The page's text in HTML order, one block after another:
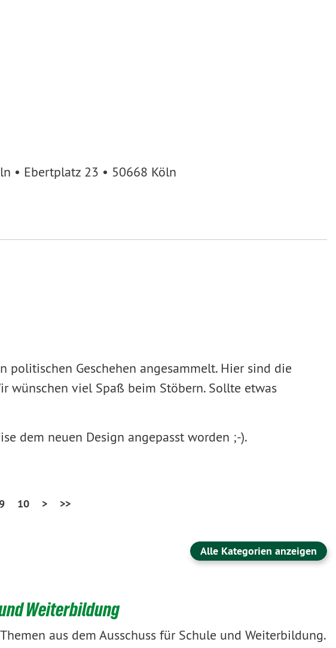
• Ebertplatz 23 • 50668 Köln
politischen Geschehen angesammelt. Hier sind die
wünschen viel Spaß beim Stöbern. Sollte etwas
dem neuen Design angepasst worden ;-).
10 > >>
Alle Kategorien anzeigen
Weiterbildung
aus dem Ausschuss für Schule und Weiterbildung.